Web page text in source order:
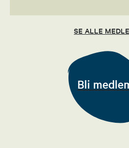
Anja Kristin
Økonomiansvarlig
Bjørn Andersen
SE ALLE
Bli